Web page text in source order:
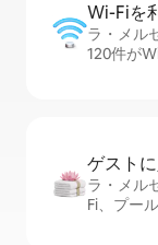
Wi-Fiを
ラ・メル
120件が
ゲスト
ラ・メル
Fi、プー